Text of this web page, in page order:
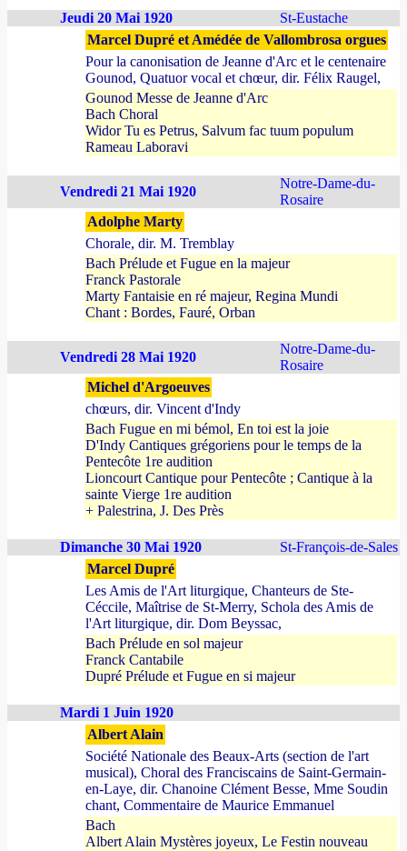
Jeudi 20 Mai 1920
St-Eustache
Marcel Dupré et Amédée de Vallombrosa orgues
Pour la canonisation de Jeanne d'Arc et le centenaire
Gounod, Quatuor vocal et chœur, dir. Félix Raugel,
Gounod Messe de Jeanne d'Arc
Bach Choral
Widor Tu es Petrus, Salvum fac tuum populum
Rameau Laboravi
Vendredi 21 Mai 1920
Notre-Dame-du-
Rosaire
Adolphe Marty
Chorale, dir. M. Tremblay
Bach Prélude et Fugue en la majeur
Franck Pastorale
Marty Fantaisie en ré majeur, Regina Mundi
Chant : Bordes, Fauré, Orban
Vendredi 28 Mai 1920
Notre-Dame-du-
Rosaire
Michel d'Argoeuves
chœurs, dir. Vincent d'Indy
Bach Fugue en mi bémol, En toi est la joie
D'Indy Cantiques grégoriens pour le temps de la
Pentecôte 1re audition
Lioncourt Cantique pour Pentecôte ; Cantique à la
sainte Vierge 1re audition
+ Palestrina, J. Des Près
Dimanche 30 Mai 1920
St-François-de-Sales
Marcel Dupré
Les Amis de l'Art liturgique, Chanteurs de Ste-
Céccile, Maîtrise de St-Merry, Schola des Amis de
l'Art liturgique, dir. Dom Beyssac,
Bach Prélude en sol majeur
Franck Cantabile
Dupré Prélude et Fugue en si majeur
Mardi 1 Juin 1920
Albert Alain
Société Nationale des Beaux-Arts (section de l'art
musical), Choral des Franciscains de Saint-Germain-
en-Laye, dir. Chanoine Clément Besse, Mme Soudin
chant, Commentaire de Maurice Emmanuel
Bach
Albert Alain Mystères joyeux, Le Festin nouveau